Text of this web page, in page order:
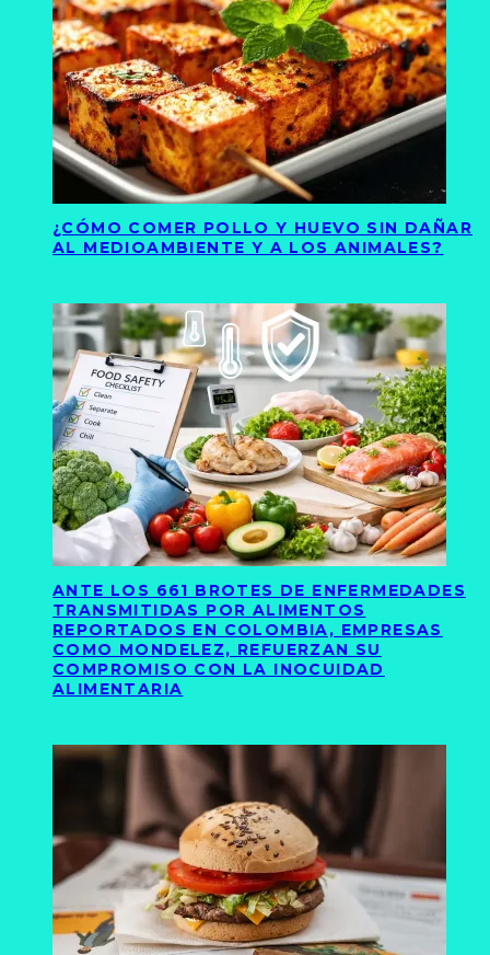
¿CÓMO COMER POLLO Y HUEVO SIN DAÑAR
AL MEDIOAMBIENTE Y A LOS ANIMALES?
ANTE LOS 661 BROTES DE ENFERMEDADES
TRANSMITIDAS POR ALIMENTOS
REPORTADOS EN COLOMBIA, EMPRESAS
COMO MONDELEZ, REFUERZAN SU
COMPROMISO CON LA INOCUIDAD
ALIMENTARIA